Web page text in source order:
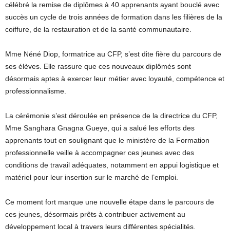
célébré la remise de diplômes à 40 apprenants ayant bouclé avec
succès un cycle de trois années de formation dans les filières de la
coiffure, de la restauration et de la santé communautaire.
Mme Néné Diop, formatrice au CFP, s’est dite fière du parcours de
ses élèves. Elle rassure que ces nouveaux diplômés sont
désormais aptes à exercer leur métier avec loyauté, compétence et
professionnalisme.
La cérémonie s’est déroulée en présence de la directrice du CFP,
Mme Sanghara Gnagna Gueye, qui a salué les efforts des
apprenants tout en soulignant que le ministère de la Formation
professionnelle veille à accompagner ces jeunes avec des
conditions de travail adéquates, notamment en appui logistique et
matériel pour leur insertion sur le marché de l’emploi.
Ce moment fort marque une nouvelle étape dans le parcours de
ces jeunes, désormais prêts à contribuer activement au
développement local à travers leurs différentes spécialités.